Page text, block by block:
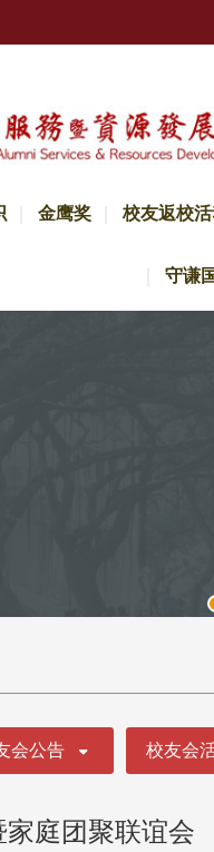
金鹰奖 校友返校
守谦
会公告 校友会
庭团聚联谊会